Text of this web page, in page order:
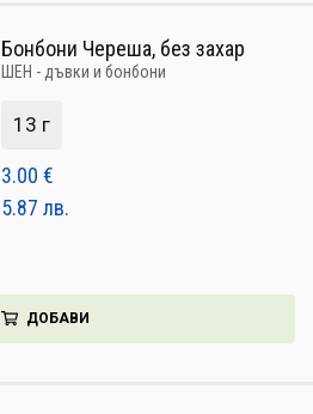
Бонбони Череша, без захар
ШЕН - дъвки и бонбони
13 г
3.00 €
5.87 лв.
ДОБАВИ